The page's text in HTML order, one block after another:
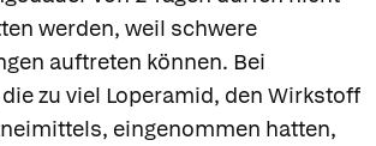
werden, weil schwere
auftreten können. Bei
zu viel Loperamid, den Wirkstoff
eingenommen hatten,